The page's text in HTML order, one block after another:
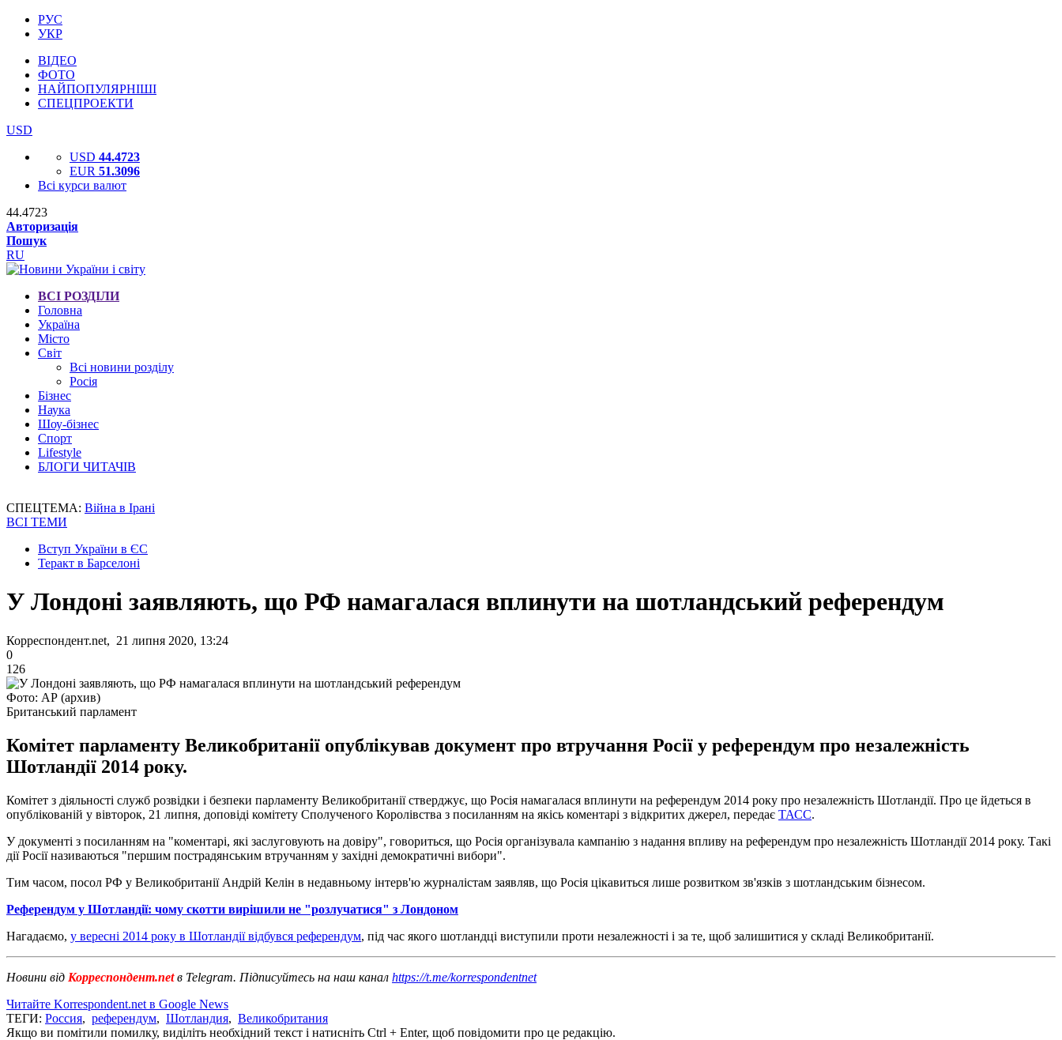
РУС
УКР
ВІДЕО
ФОТО
НАЙПОПУЛЯРНІШІ
СПЕЦПРОЕКТИ
USD
USD 44.4723
EUR 51.3096
Всі курси валют
44.4723
Авторизація
Пошук
RU
ВСІ РОЗДІЛИ
Головна
Україна
Місто
Світ
Всі новини розділу
Росія
Бізнес
Наука
Шоу-бізнес
Спорт
Lifestyle
БЛОГИ ЧИТАЧІВ
СПЕЦТЕМА: Війна в Ірані
ВСІ ТЕМИ
Вступ України в ЄС
Теракт в Барселоні
У Лондоні заявляють, що РФ намагалася вплинути на шотландський референдум
Корреспондент.net, 21 липня 2020, 13:24
0
126
Фото: АР (архив)
Британський парламент
Комітет парламенту Великобританії опублікував документ про втручання Росії у референдум про незалежність
Шотландії 2014 року.
Комітет з діяльності служб розвідки і безпеки парламенту Великобританії стверджує, що Росія намагалася вплинути на референдум 2014 року про незалежність Шотландії. Про це йдеться в
опублікованій у вівторок, 21 липня, доповіді комітету Сполученого Королівства з посиланням на якісь коментарі з відкритих джерел, передає ТАСС.
У документі з посиланням на "коментарі, які заслуговують на довіру", говориться, що Росія організувала кампанію з надання впливу на референдум про незалежність Шотландії 2014 року. Такі
дії Росії називаються "першим пострадянським втручанням у західні демократичні вибори".
Тим часом, посол РФ у Великобританії Андрій Келін в недавньому інтерв'ю журналістам заявляв, що Росія цікавиться лише розвитком зв'язків з шотландським бізнесом.
Референдум у Шотландії: чому скотти вирішили не "розлучатися" з Лондоном
Нагадаємо, у вересні 2014 року в Шотландії відбувся референдум, під час якого шотландці виступили проти незалежності і за те, щоб залишитися у складі Великобританії.
Новини від Корреспондент.netв Telegram. Підписуйтесь на наш канал https://t.me/korrespondentnet
Читайте Korrespondent.net в Google News
ТЕГИ: Россия, референдум, Шотландия, Великобритания
Якщо ви помітили помилку, виділіть необхідний текст і натисніть Ctrl + Enter, щоб повідомити про це редакцію.